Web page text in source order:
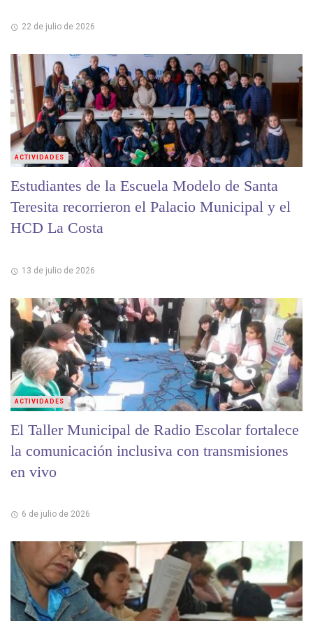
22 de julio de 2026
Estudiantes de la Escuela Modelo de Santa
Teresita recorrieron el Palacio Municipal y el
HCD La Costa
13 de julio de 2026
ACTIVIDADES
El Taller Municipal de Radio Escolar fortalece
la comunicación inclusiva con transmisiones
en vivo
6 de julio de 2026
ACTIVIDADES